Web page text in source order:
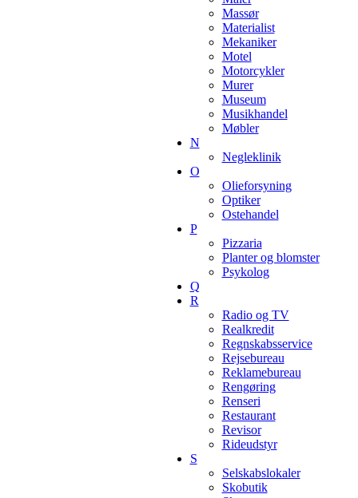
Massør
Materialist
Mekaniker
Motel
Motorcykler
Murer
Museum
Musikhandel
Møbler
N
Negleklinik
O
Olieforsyning
Optiker
Ostehandel
P
Pizzaria
Planter og blomster
Psykolog
Q
R
Radio og TV
Realkredit
Regnskabsservice
Rejsebureau
Reklamebureau
Rengøring
Renseri
Restaurant
Revisor
Rideudstyr
S
Selskabslokaler
Skobutik